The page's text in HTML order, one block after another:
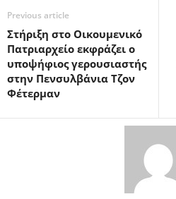
Previous article
Στήριξη στο Οικουμενικό
Πατριαρχείο εκφράζει ο
υποψήφιος γερουσιαστής
στην Πενσυλβάνια Τζον
Φέτερμαν